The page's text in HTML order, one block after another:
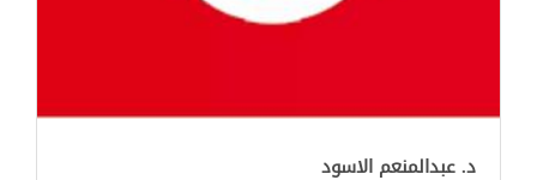
د. عبدالمنعم الاسود